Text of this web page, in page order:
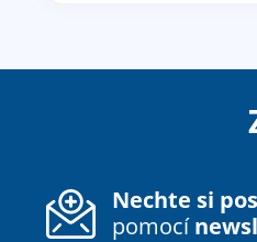
Nechte si
pomocí